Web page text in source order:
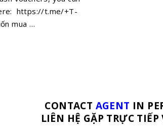
https://t.me/+T-
mua …
CONTACT AGENT IN
LIÊN HỆ GẶP TRỰC TIẾP